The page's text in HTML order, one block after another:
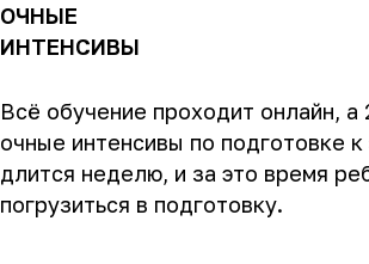
Всё обучение проходит онлайн,
очные интенсивы по подготовке
длится неделю, и за это время
погрузиться в подготовку.
ОЧНЫЕ
ИНТЕНСИВЫ